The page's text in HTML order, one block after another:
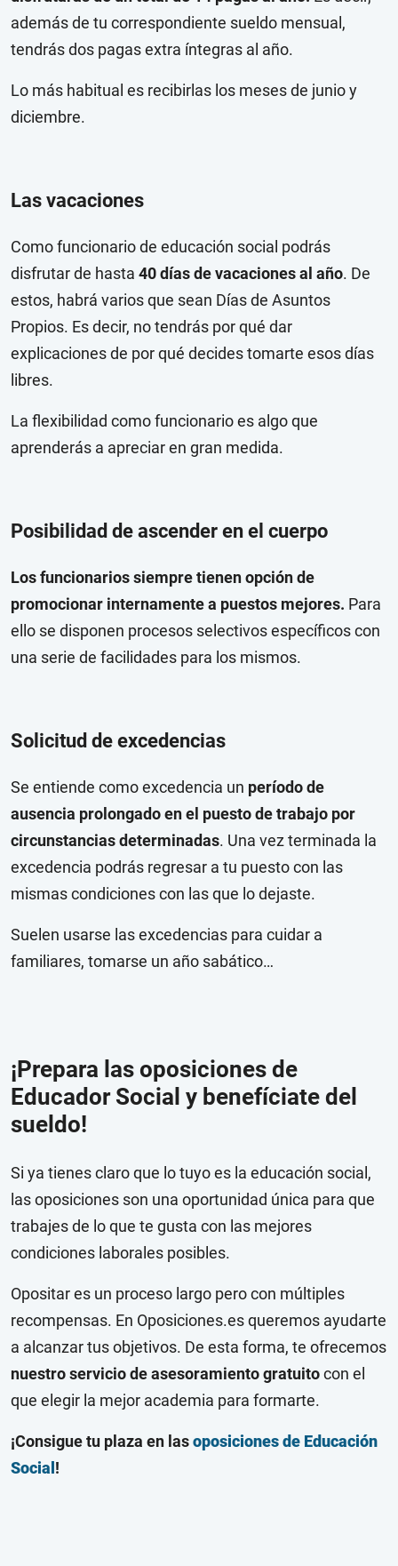
además de tu correspondiente sueldo mensual,
tendrás dos pagas extra íntegras al año.
Lo más habitual es recibirlas los meses de junio y
diciembre.
Las vacaciones
Como funcionario de educación social podrás
disfrutar de hasta 40 días de vacaciones al año. De
estos, habrá varios que sean Días de Asuntos
Propios. Es decir, no tendrás por qué dar
explicaciones de por qué decides tomarte esos días
libres.
La flexibilidad como funcionario es algo que
aprenderás a apreciar en gran medida.
Posibilidad de ascender en el cuerpo
Los funcionarios siempre tienen opción de
promocionar internamente a puestos mejores. Para
ello se disponen procesos selectivos específicos con
una serie de facilidades para los mismos.
Solicitud de excedencias
Se entiende como excedencia un período de
ausencia prolongado en el puesto de trabajo por
circunstancias determinadas. Una vez terminada la
excedencia podrás regresar a tu puesto con las
mismas condiciones con las que lo dejaste.
Suelen usarse las excedencias para cuidar a
familiares, tomarse un año sabático…
¡Prepara las oposiciones de
Educador Social y benefíciate del
sueldo!
Si ya tienes claro que lo tuyo es la educación social,
las oposiciones son una oportunidad única para que
trabajes de lo que te gusta con las mejores
condiciones laborales posibles.
Opositar es un proceso largo pero con múltiples
recompensas. En Oposiciones.es queremos ayudarte
a alcanzar tus objetivos. De esta forma, te ofrecemos
nuestro servicio de asesoramiento gratuitocon el
que elegir la mejor academia para formarte.
¡Consigue tu plaza en lasoposiciones de Educación
Social!